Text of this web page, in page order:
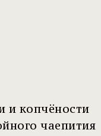
и копчёности
чаепития